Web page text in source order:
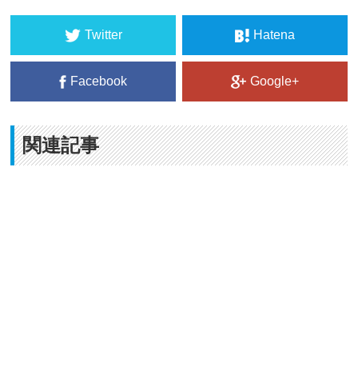
Twitter Hatena
Facebook Google+
関連記事